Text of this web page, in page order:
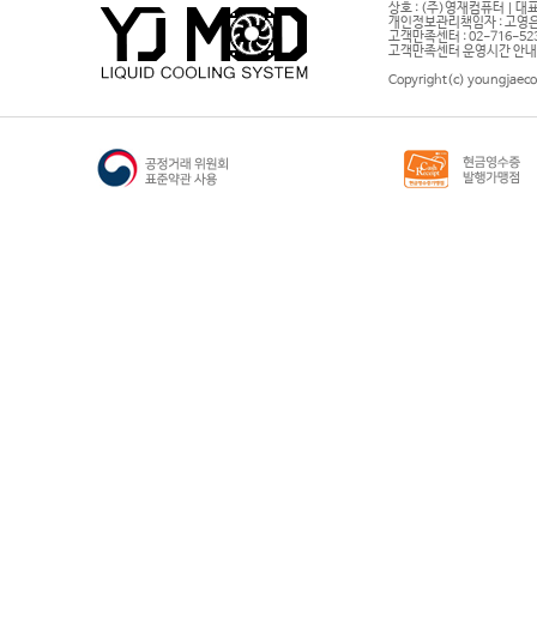
상호 : (주)영재컴퓨터 | 대
개인정보관리책임자 : 고영
고객만족센터 : 02-716-
고객만족센터 운영시간 안
Copyright(c)